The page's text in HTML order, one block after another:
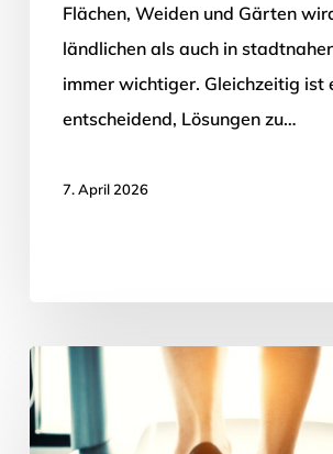
Flächen, Weiden und Gärten
ländlichen als auch in
immer wichtiger. Gleichzeitig ist
entscheidend, Lösungen zu…
7. April 2026